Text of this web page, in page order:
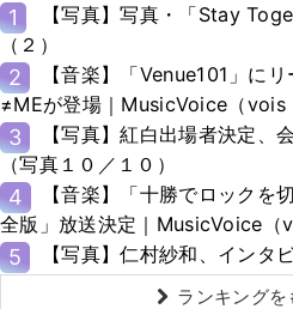
1
【写真】写真・「Stay
（２）
2
【音楽】「Venue101」に
≠MEが登場｜MusicVoice（vois
3
【写真】紅白出場者決定、
（写真１０／１０）
4
【音楽】「十勝でロックを
全版」放送決定｜MusicVoice（
5 【写真】仁村紗和、インタ
ランキングを